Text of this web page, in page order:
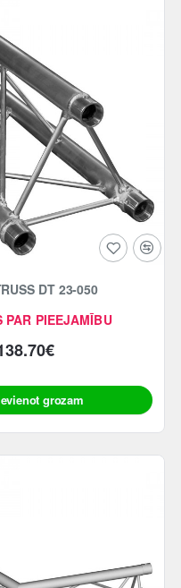
PAR PIEEJAMĪBU
DT 23-050
grozam